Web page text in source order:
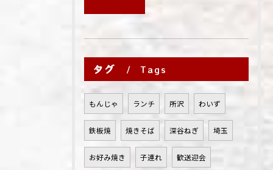
タグ Tags
もんじゃ ランチ 所沢 わいず
鉄板焼 焼きそば 深谷ねぎ 埼玉
お好み焼き 子連れ 歓送迎会